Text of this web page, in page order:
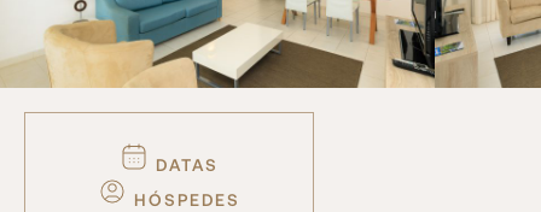
DATAS
HÓSPEDES